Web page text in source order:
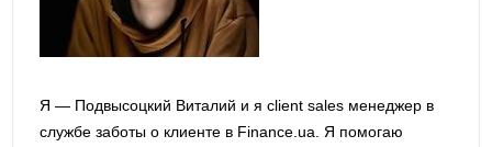
Я — Подвысоцкий Виталий и я сlient sales менеджер в
службе заботы о клиенте в Finance.ua. Я помогаю